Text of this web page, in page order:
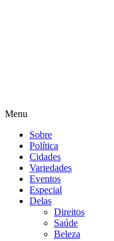
Menu
Sobre
Política
Cidades
Variedades
Eventos
Especial
Delas
Direitos
Saúde
Beleza